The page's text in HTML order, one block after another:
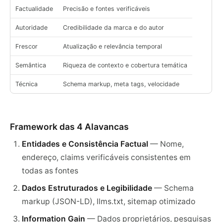
Factualidade Precisão e fontes verificáveis
Autoridade Credibilidade da marca e do autor
Frescor Atualização e relevância temporal
Semântica Riqueza de contexto e cobertura temática
Técnica Schema markup, meta tags, velocidade
Framework das 4 Alavancas
Entidades e Consistência Factual — Nome,
endereço, claims verificáveis consistentes em
todas as fontes
Dados Estruturados e Legibilidade — Schema
markup (JSON-LD), llms.txt, sitemap otimizado
Information Gain — Dados proprietários, pesquisas